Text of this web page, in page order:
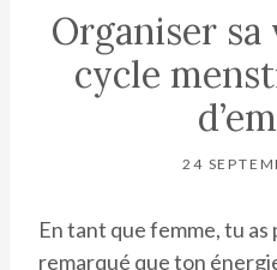
Organiser sa
cycle
24
En tant que femme, tu
remarqué que ton